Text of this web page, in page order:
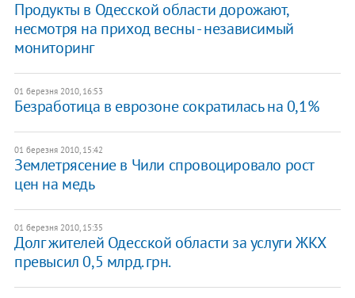
Продукты в Одесской области дорожают,
несмотря на приход весны - независимый
мониторинг
01 березня 2010, 16:53
Безработица в еврозоне сократилась на 0,1%
01 березня 2010, 15:42
Землетрясение в Чили спровоцировало рост
цен на медь
01 березня 2010, 15:35
Долг жителей Одесской области за услуги ЖКХ
превысил 0,5 млрд. грн.